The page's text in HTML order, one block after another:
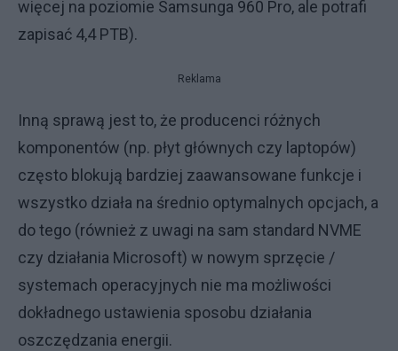
więcej na poziomie Samsunga 960 Pro, ale potrafi
zapisać 4,4 PTB).
Reklama
Inną sprawą jest to, że producenci różnych
komponentów (np. płyt głównych czy laptopów)
często blokują bardziej zaawansowane funkcje i
wszystko działa na średnio optymalnych opcjach, a
do tego (również z uwagi na sam standard NVME
czy działania Microsoft) w nowym sprzęcie /
systemach operacyjnych nie ma możliwości
dokładnego ustawienia sposobu działania
oszczędzania energii.